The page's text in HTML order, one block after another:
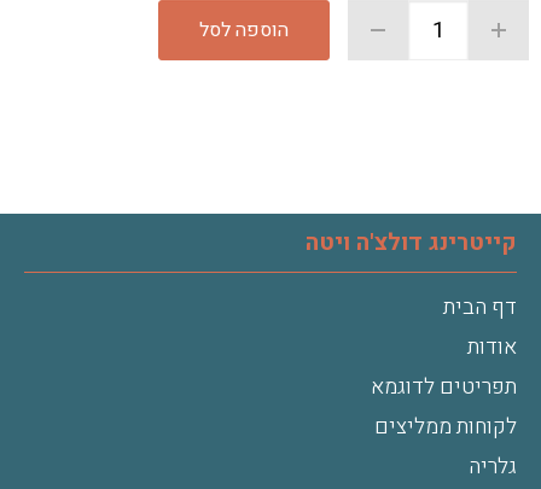
הוספה לסל
קייטרינג דולצ'ה ויטה
דף הבית
אודות
תפריטים לדוגמא
לקוחות ממליצים
גלריה